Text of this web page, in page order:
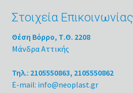
Στοιχεία Επικοινωνίας
Θέση Βόρρο, Τ.Θ. 2208
Μάνδρα Αττικής
Τηλ.: 2105550863, 2105550862
E-mail: info@neoplast.gr